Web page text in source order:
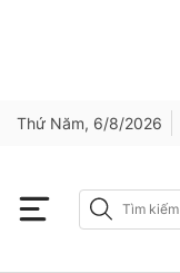
Thứ Năm, 6/8/2026